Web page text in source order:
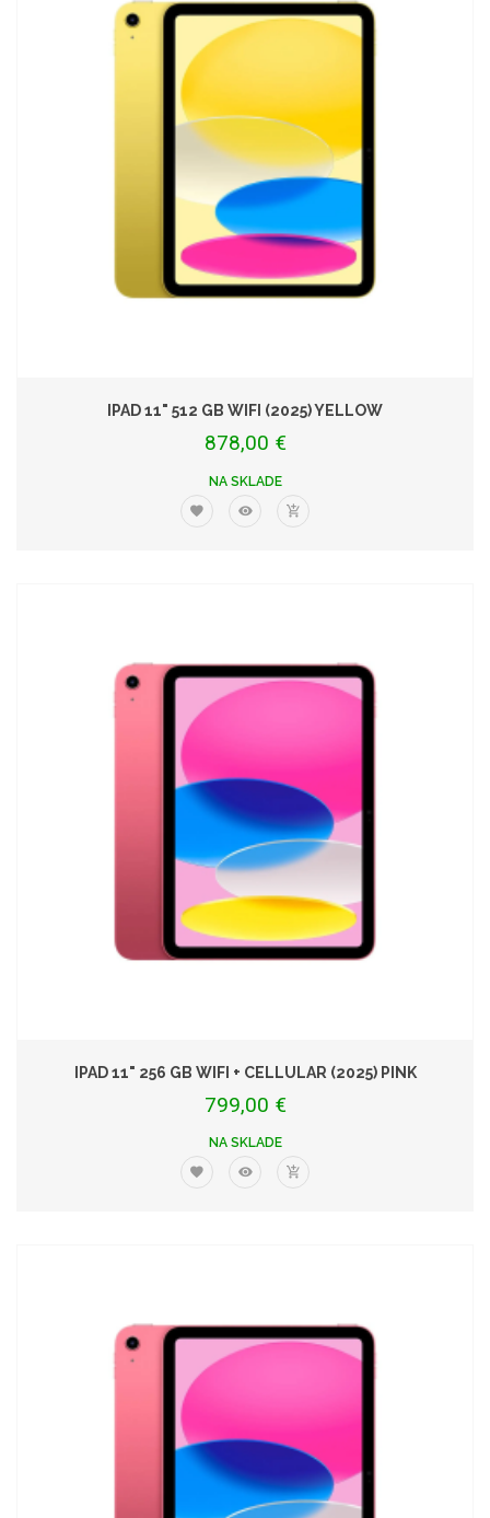
IPAD 11" 512 GB WIFI (2025) YELLOW
878,00 €
NA SKLADE
IPAD 11" 256 GB WIFI + CELLULAR (2025) PINK
799,00 €
NA SKLADE